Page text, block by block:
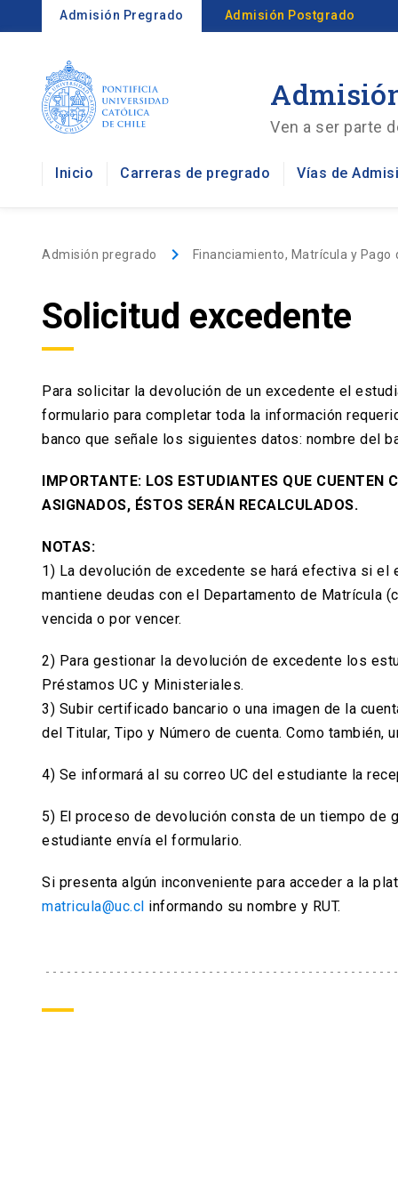
Admisión Pregrado Admisión Postgrado
Ven a ser parte
Inicio Carreras de pregrado Vías de
Admisión pregrado keyboard_arrow_right Financiamiento, Matrícula y Pago
Solicitud excedente
Para solicitar la devolución de un excedente el
formulario para completar toda la información
banco que señale los siguientes datos: nombre del
IMPORTANTE: LOS ESTUDIANTES QUE CUENTEN
ASIGNADOS, ÉSTOS SERÁN RECALCULADOS.
NOTAS:
1) La devolución de excedente se hará efectiva si
mantiene deudas con el Departamento de Matrícula
vencida o por vencer.
2) Para gestionar la devolución de excedente los
Préstamos UC y Ministeriales.
3) Subir certificado bancario o una imagen de la
del Titular, Tipo y Número de cuenta. Como también,
4) Se informará al su correo UC del estudiante la
5) El proceso de devolución consta de un tiempo
estudiante envía el formulario.
Si presenta algún inconveniente para acceder a la
matricula@uc.cl informando su nombre y RUT.